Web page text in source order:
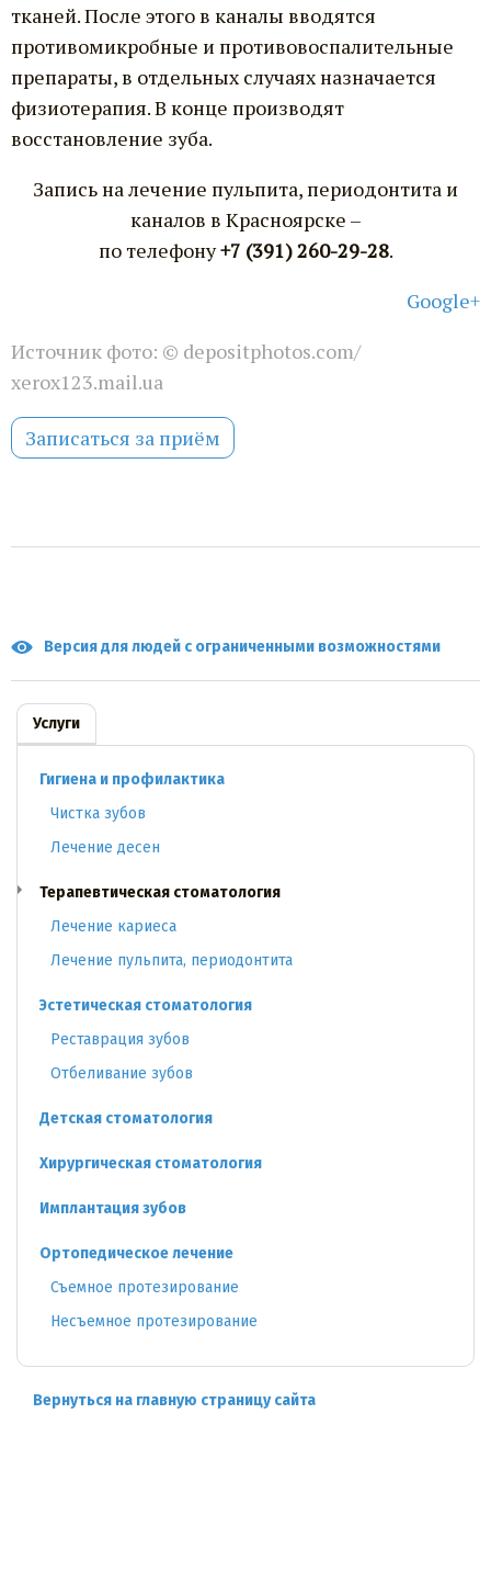
тканей. После этого в каналы вводятся
противомикробные и противовоспалительные
препараты, в отдельных случаях назначается
физиотерапия. В конце производят
восстановление зуба.
Запись на лечение пульпита, периодонтита и
каналов в Красноярске –
по телефону+7 (391) 260-29-28.
Google+
Источник фото: © depositphotos.com/
xerox123.mail.ua
Записаться за приём
Версия для людей с ограниченными возможностями
Услуги
Гигиена и профилактика
Чистка зубов
Лечение десен
Терапевтическая стоматология
Лечение кариеса
Лечение пульпита, периодонтита
Эстетическая стоматология
Реставрация зубов
Отбеливание зубов
Детская стоматология
Хирургическая стоматология
Имплантация зубов
Ортопедическое лечение
Съемное протезирование
Несъемное протезирование
Вернуться на главную страницу сайта